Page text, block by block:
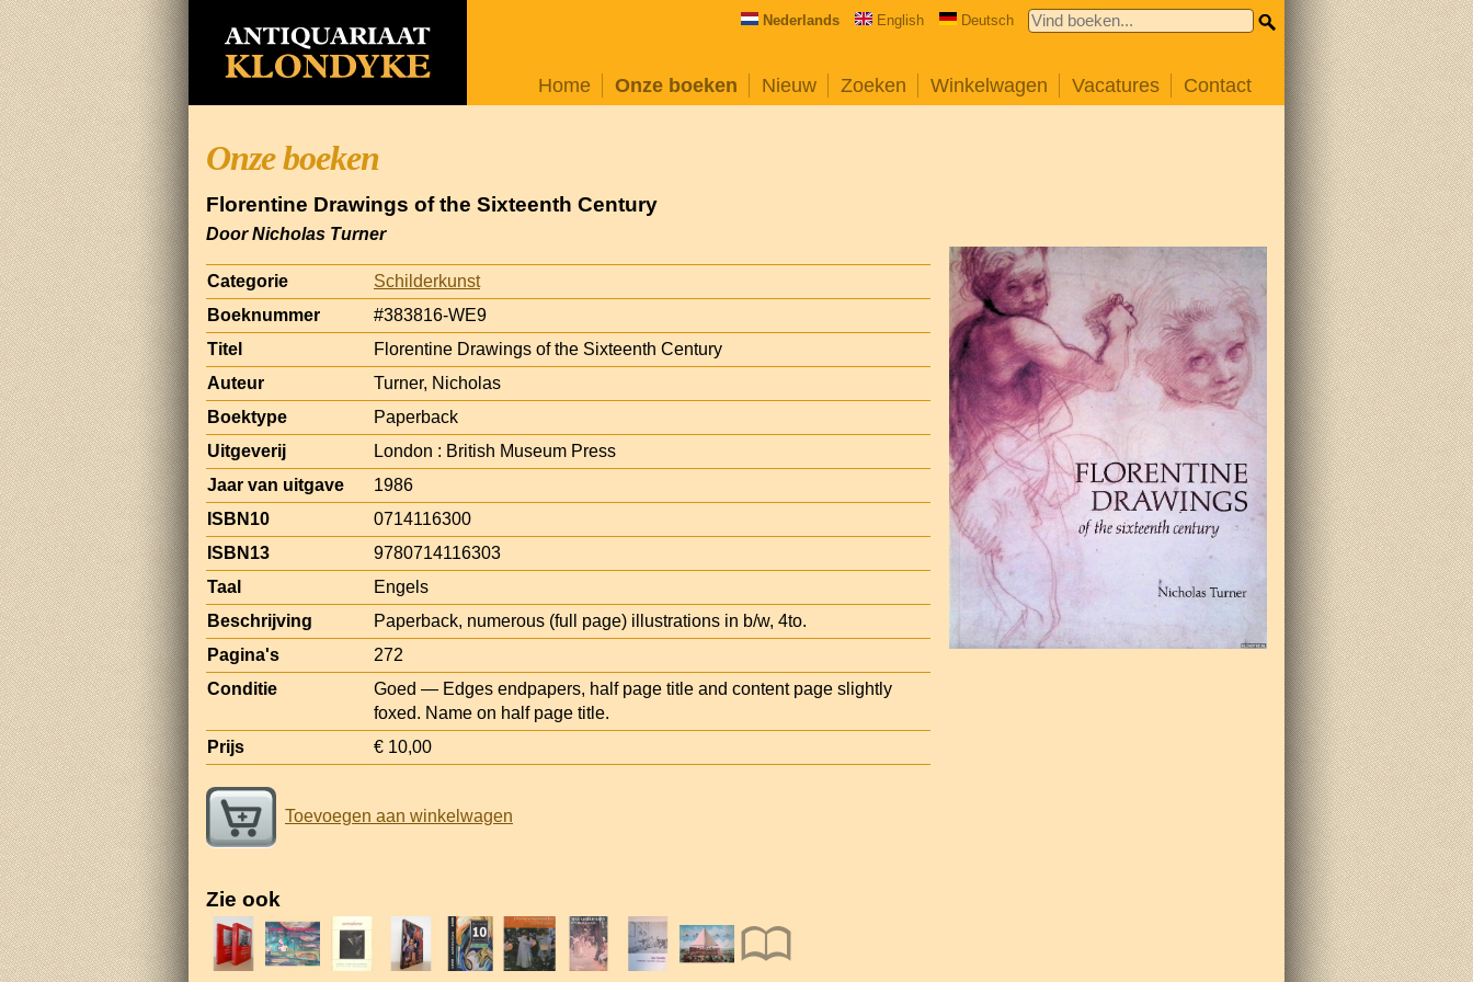
Nederlands English Deutsch
Home Onze boeken Nieuw Zoeken Winkelwagen Vacatures Contact
Onze boeken
Florentine Drawings of the Sixteenth Century
Door Nicholas Turner
Categorie
Schilderkunst
Boeknummer
#383816-WE9
Titel
Florentine Drawings of the Sixteenth Century
Auteur
Turner, Nicholas
Boektype
Paperback
Uitgeverij
London : British Museum Press
Jaar van uitgave
1986
ISBN10
0714116300
ISBN13
9780714116303
Taal
Engels
Beschrijving
Paperback, numerous (full page) illustrations in b/w, 4to.
Pagina's
272
Conditie
Goed — Edges endpapers, half page title and content page slightly
foxed. Name on half page title.
Prijs
€ 10,00
Toevoegen aan winkelwagen
Zie ook